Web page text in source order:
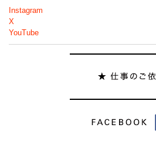
Instagram
X
YouTube